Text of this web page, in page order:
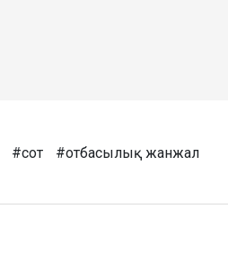
#сот
#отбасылық жанжал